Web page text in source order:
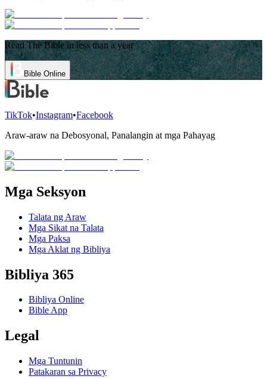
Read The Bible in less than a year
Bible Online
TikTok•Instagram•Facebook
Araw-araw na Debosyonal, Panalangin at mga Pahayag
Mga Seksyon
Talata ng Araw
Mga Sikat na Talata
Mga Paksa
Mga Aklat ng Bibliya
Bibliya 365
Bibliya Online
Bible App
Legal
Mga Tuntunin
Patakaran sa Privacy